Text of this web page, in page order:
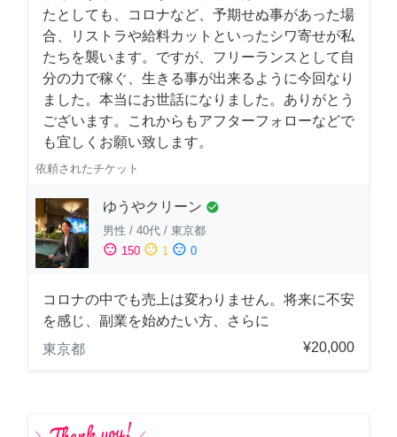
たとしても、コロナなど、予期せぬ事があった場
合、リストラや給料カットといったシワ寄せが私
たちを襲います。ですが、フリーランスとして自
分の力で稼ぐ、生きる事が出来るように今回なり
ました。本当にお世話になりました。ありがとう
ございます。これからもアフターフォローなどで
も宜しくお願い致します。
依頼されたチケット
ゆうやクリーン check_circle
男性 / 40代 / 東京都
sentiment_satisfied 150 sentiment_neutral 1 sentiment_dissatisfied 0
コロナの中でも売上は変わりません。将来に不安
を感じ、副業を始めたい方、さらに
東京都
¥20,000